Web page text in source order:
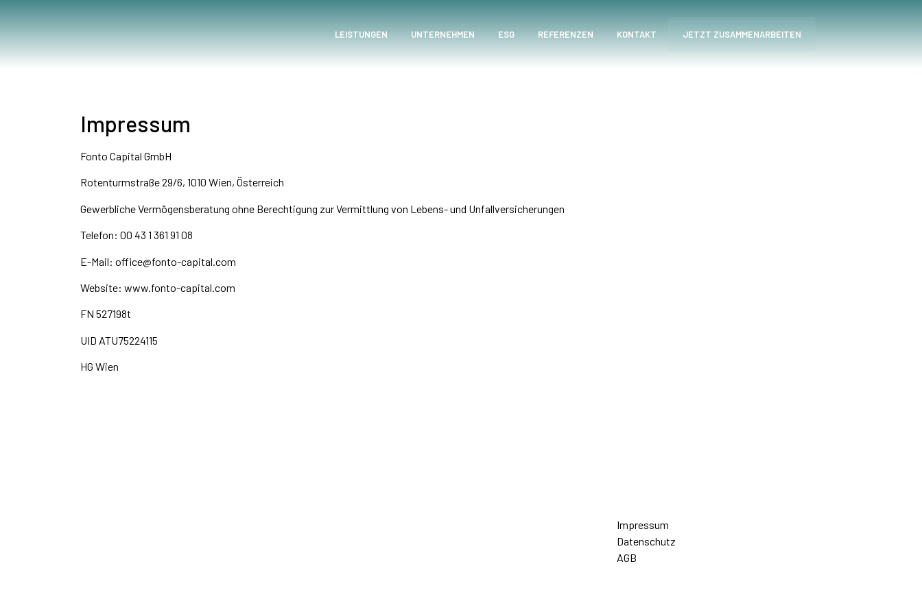
LEISTUNGEN UNTERNEHMEN ESG REFERENZEN KONTAKT JETZT ZUSAMMENARBEITEN
Impressum
Fonto Capital GmbH
Rotenturmstraße 29/6, 1010 Wien, Österreich
Gewerbliche Vermögensberatung ohne Berechtigung zur Vermittlung von Lebens- und Unfallversicherungen
Telefon: 00 43 1 361 91 08
E-Mail: office@fonto-capital.com
Website: www.fonto-capital.com
FN 527198t
UID ATU75224115
HG Wien
Impressum
Datenschutz
AGB